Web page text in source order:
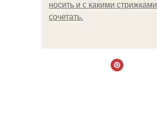
носить и с какими стрижками
сочетать.